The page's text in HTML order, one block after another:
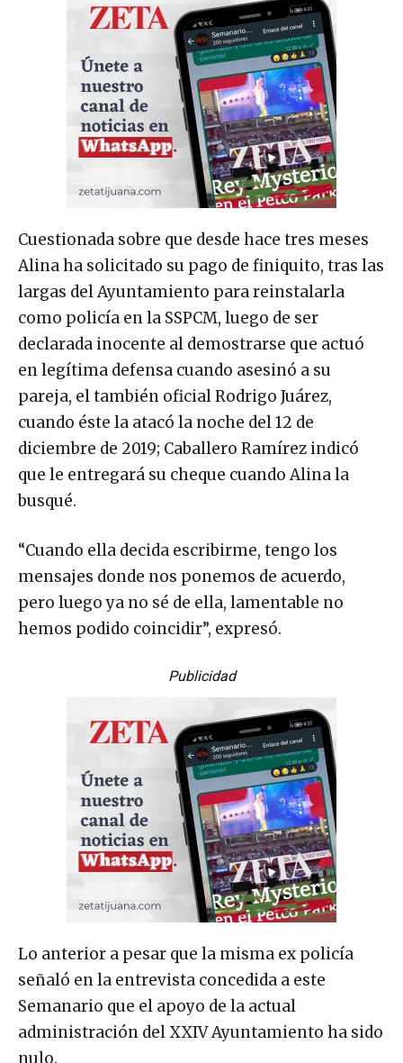
Cuestionada sobre que desde hace tres meses
Alina ha solicitado su pago de finiquito, tras las
largas del Ayuntamiento para reinstalarla
como policía en la SSPCM, luego de ser
declarada inocente al demostrarse que actuó
en legítima defensa cuando asesinó a su
pareja, el también oficial Rodrigo Juárez,
cuando éste la atacó la noche del 12 de
diciembre de 2019; Caballero Ramírez indicó
que le entregará su cheque cuando Alina la
busqué.
“Cuando ella decida escribirme, tengo los
mensajes donde nos ponemos de acuerdo,
pero luego ya no sé de ella, lamentable no
hemos podido coincidir”, expresó.
Publicidad
Lo anterior a pesar que la misma ex policía
señaló en la entrevista concedida a este
Semanario que el apoyo de la actual
administración del XXIV Ayuntamiento ha sido
nulo.